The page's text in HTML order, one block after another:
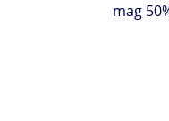
mag